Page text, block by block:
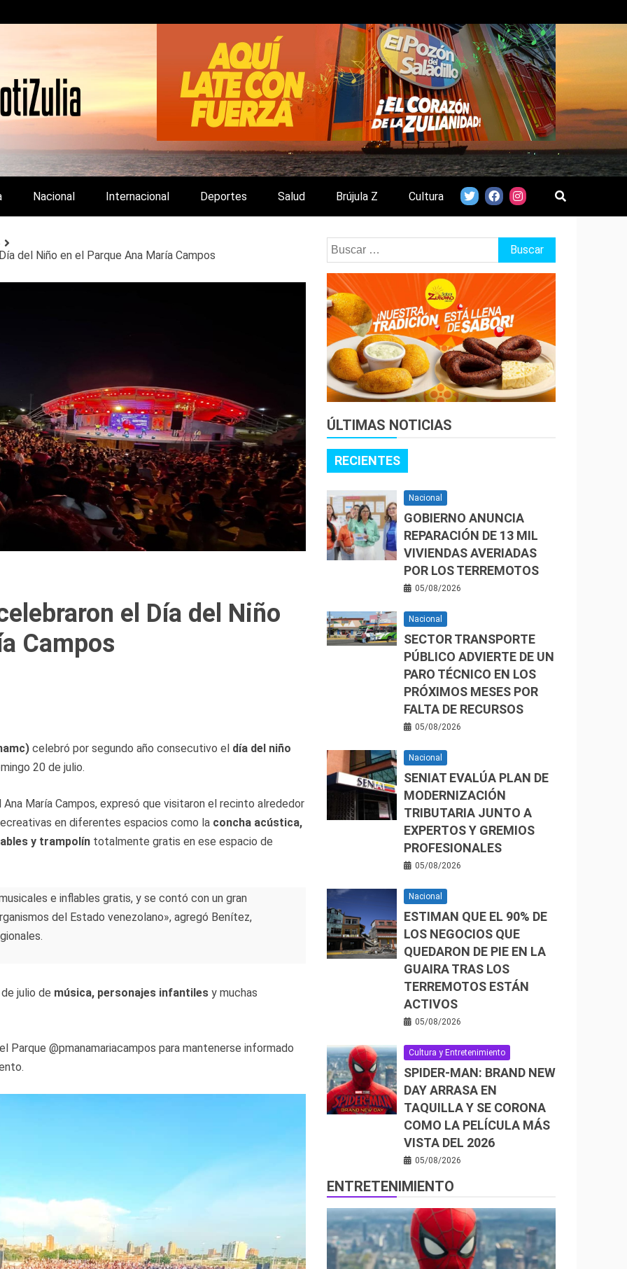
Y DE INTERÉS GENERAL.
Nacional Internacional Deportes Salud Brújula Z Cultura
del Niño en el Parque Ana María Campos
el Día del Niño
Campos
celebró por segundo año consecutivo el día del niño
20 de julio.
María Campos, expresó que visitaron el recinto alrededor
en diferentes espacios como la concha acústica,
y trampolín totalmente gratis en ese espacio de
e inflables gratis, y se contó con un gran
del Estado venezolano», agregó Benítez,
julio de música, personajes infantiles y muchas
Parque @pmanamariacampos para mantenerse informado
Buscar:
ÚLTIMAS NOTICIAS
RECIENTES
Nacional
GOBIERNO ANUNCIA
REPARACIÓN DE 13 MIL
VIVIENDAS AVERIADAS
POR LOS TERREMOTOS
05/08/2026
Nacional
SECTOR TRANSPORTE
PÚBLICO ADVIERTE DE UN
PARO TÉCNICO EN LOS
PRÓXIMOS MESES POR
FALTA DE RECURSOS
05/08/2026
Nacional
SENIAT EVALÚA PLAN DE
MODERNIZACIÓN
TRIBUTARIA JUNTO A
EXPERTOS Y GREMIOS
PROFESIONALES
05/08/2026
Nacional
ESTIMAN QUE EL 90% DE
LOS NEGOCIOS QUE
QUEDARON DE PIE EN LA
GUAIRA TRAS LOS
TERREMOTOS ESTÁN
ACTIVOS
05/08/2026
Cultura y Entretenimiento
SPIDER-MAN: BRAND NEW
DAY ARRASA EN
TAQUILLA Y SE CORONA
COMO LA PELÍCULA MÁS
VISTA DEL 2026
05/08/2026
ENTRETENIMIENTO